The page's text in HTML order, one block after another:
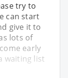
try to
can start
give it to
lots of
early
waiting list